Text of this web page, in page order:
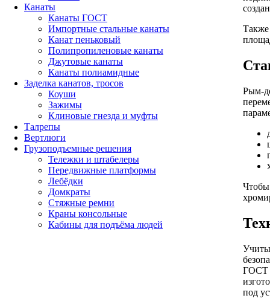
Канаты
Канаты ГОСТ
Импортные стальные канаты
Канат пеньковый
Полипропиленовые канаты
Джутовые канаты
Канаты полиамидные
Заделка канатов, тросов
Коуши
Зажимы
Клиновые гнезда и муфты
Талрепы
Вертлюги
Грузоподъемные решения
Тележки и штабелеры
Передвижные платформы
Лебёдки
Домкраты
Стяжные ремни
Краны консольные
Кабины для подъёма людей
Также
Рым-
Чтобы
ГОСТ
под